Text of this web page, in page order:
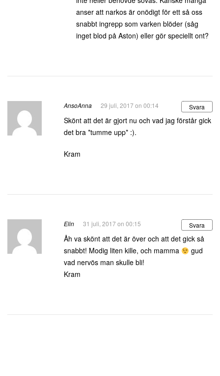
anser att narkos är onödigt för ett så oss
snabbt ingrepp som varken blöder (såg
inget blod på Aston) eller gör speciellt ont?
AnsoAnna 29 juli, 2017 on 00:14 Svara
Skönt att det är gjort nu och vad jag förstår gick
det bra *tumme upp* :).
Kram
Elin 31 juli, 2017 on 00:15 Svara
Åh va skönt att det är över och att det gick så
snabbt! Modig liten kille, och mamma
gud
vad nervös man skulle bli!
Kram